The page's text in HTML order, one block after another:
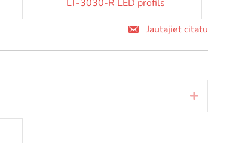
LT-3030-R LED profils
Jautājiet citātu
Izvērst